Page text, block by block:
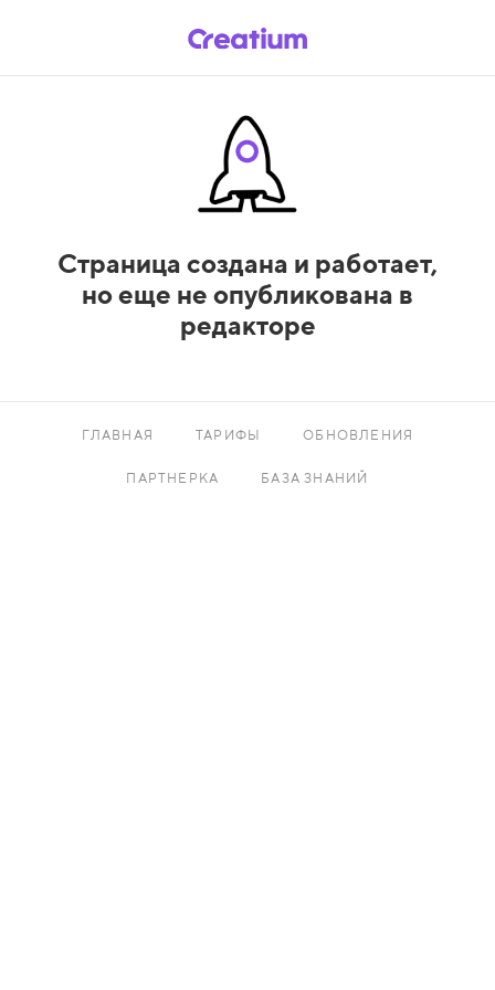
Страница создана и работает,
но еще не опубликована в
редакторе
ГЛАВНАЯ ТАРИФЫ ОБНОВЛЕНИЯ
ПАРТНЕРКА БАЗА ЗНАНИЙ